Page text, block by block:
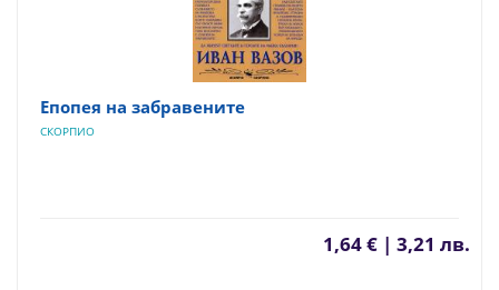
Епопея на забравените
СКОРПИО
1,64 € | 3,21 лв.